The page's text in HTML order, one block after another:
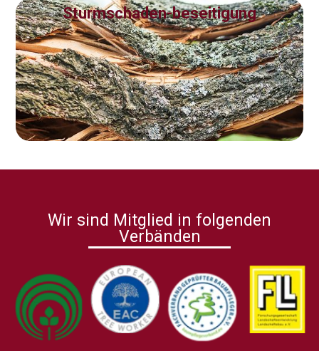
Sturmschaden-beseitigung
Wir sind Mitglied in folgenden
Verbänden